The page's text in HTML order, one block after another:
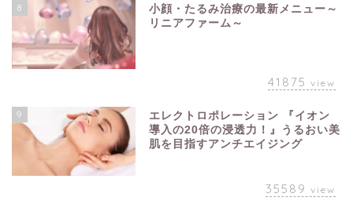
8
小顔・たるみ治療の最新メニュー～
リニアファーム～
41875 view
9
エレクトロポレーション 『イオン
導入の20倍の浸透力！』うるおい美
肌を目指すアンチエイジング
35589 view